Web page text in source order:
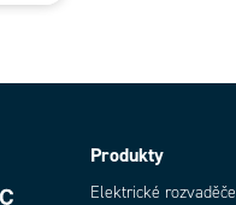
Produkty
Elektrické rozvaděče